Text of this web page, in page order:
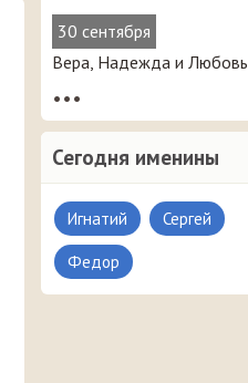
30 сентября
Вера, Надежда и Любовь
•••
Сегодня именины
Игнатий Сергей
Федор